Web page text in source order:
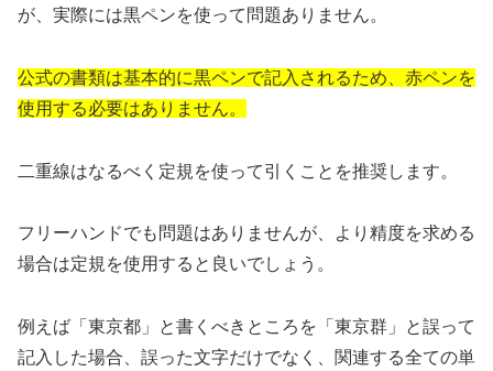
が、実際には黒ペンを使って問題ありません。
公式の書類は基本的に黒ペンで記入されるため、赤ペンを
使用する必要はありません。
二重線はなるべく定規を使って引くことを推奨します。
フリーハンドでも問題はありませんが、より精度を求める
場合は定規を使用すると良いでしょう。
例えば「東京都」と書くべきところを「東京群」と誤って
記入した場合、誤った文字だけでなく、関連する全ての単